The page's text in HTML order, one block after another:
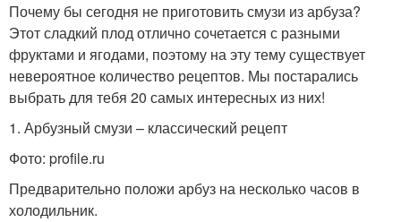
Почему бы сегодня не приготовить смузи из арбуза?
Этот сладкий плод отлично сочетается с разными
фруктами и ягодами, поэтому на эту тему существует
невероятное количество рецептов. Мы постарались
выбрать для тебя 20 самых интересных из них!
1. Арбузный смузи – классический рецепт
Фото: profile.ru
Предварительно положи арбуз на несколько часов в
холодильник.